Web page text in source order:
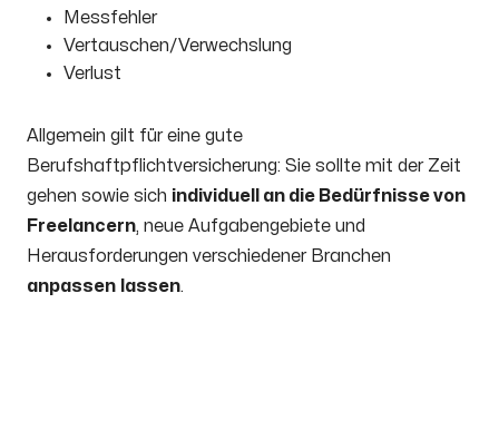
Messfehler
Vertauschen/Verwechslung
Verlust
Allgemein gilt für eine gute
Berufshaftpflichtversicherung: Sie sollte mit der Zeit
gehen sowie sich individuell an die Bedürfnisse von
Freelancern, neue Aufgabengebiete und
Herausforderungen verschiedener Branchen
anpassen lassen.